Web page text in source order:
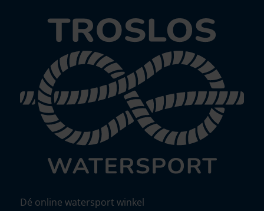
Dé online watersport winkel